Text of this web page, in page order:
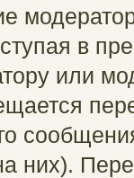
в
или
них).